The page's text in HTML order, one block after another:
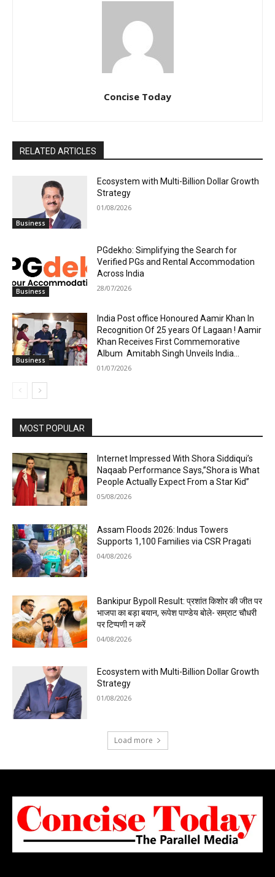
Concise Today
RELATED ARTICLES
Business
Ecosystem with Multi-Billion Dollar Growth
Strategy
01/08/2026
Business
PGdekho: Simplifying the Search for
Verified PGs and Rental Accommodation
Across India
28/07/2026
Business
India Post office Honoured Aamir Khan In
Recognition Of 25 years Of Lagaan ! Aamir
Khan Receives First Commemorative
Album Amitabh Singh Unveils India...
01/07/2026
MOST POPULAR
Internet Impressed With Shora Siddiqui’s
Naqaab Performance Says,”Shora is What
People Actually Expect From a Star Kid”
05/08/2026
Assam Floods 2026: Indus Towers
Supports 1,100 Families via CSR Pragati
04/08/2026
Bankipur Bypoll Result: प्रशांत किशोर की जीत पर
भाजपा का बड़ा बयान, रूपेश पाण्डेय बोले- सम्राट चौधरी
पर टिप्पणी न करें
04/08/2026
Ecosystem with Multi-Billion Dollar Growth
Strategy
01/08/2026
Load more